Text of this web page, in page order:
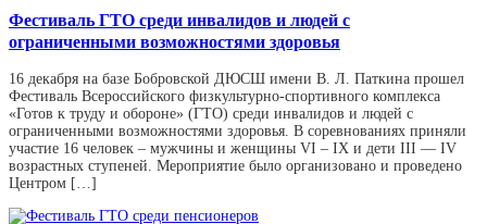
Фестиваль ГТО среди инвалидов и людей с
ограниченными возможностями здоровья
16 декабря на базе Бобровской ДЮСШ имени В. Л. Паткина прошел
Фестиваль Всероссийского физкультурно-спортивного комплекса
«Готов к труду и обороне» (ГТО) среди инвалидов и людей с
ограниченными возможностями здоровья. В соревнованиях приняли
участие 16 человек – мужчины и женщины VI – IX и дети III — IV
возрастных ступеней. Мероприятие было организовано и проведено
Центром […]